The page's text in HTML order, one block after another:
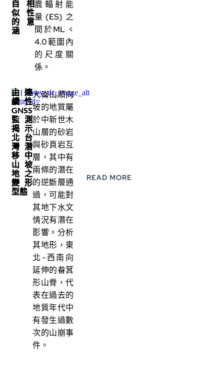
自相
似性
的意
涵
震輻射能
量(ES)之
間於ML <
4.0範圍內
的尺度關
係。
由連
續性
GNSS
監測
揭示
北台
灣潛
移中
山坡
地之
變形
型態
大崙山順向
坡的地質屬
於中新世木
山層的砂岩
與砂頁岩互
層，其中有
兩條的潛在
的逆斷層通
過，可能對
其地下水文
情況有潛在
影響。分析
其地形，東
北-西南向
延伸的畚箕
形山脊，代
表在過去的
地質年代中
有發生過數
次的山崩事
件。
READ MORE